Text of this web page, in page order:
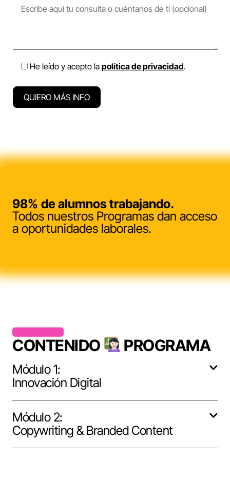
He leído y acepto la política de privacidad.
98% de alumnos trabajando.
Todos nuestros Programas dan acceso
a oportunidades laborales.
CONTENIDO PROGRAMA
Módulo 1:
Innovación Digital
Módulo 2:
Copywriting & Branded Content